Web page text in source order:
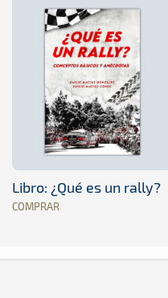
Libro: ¿Qué es un rally?
COMPRAR